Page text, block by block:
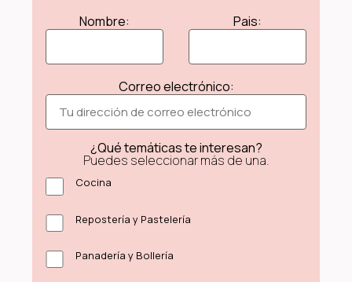
Nombre:
Pais:
Correo electrónico:
¿Qué temáticas te interesan?
Puedes seleccionar más de una.
Cocina
Repostería y Pastelería
Panadería y Bollería